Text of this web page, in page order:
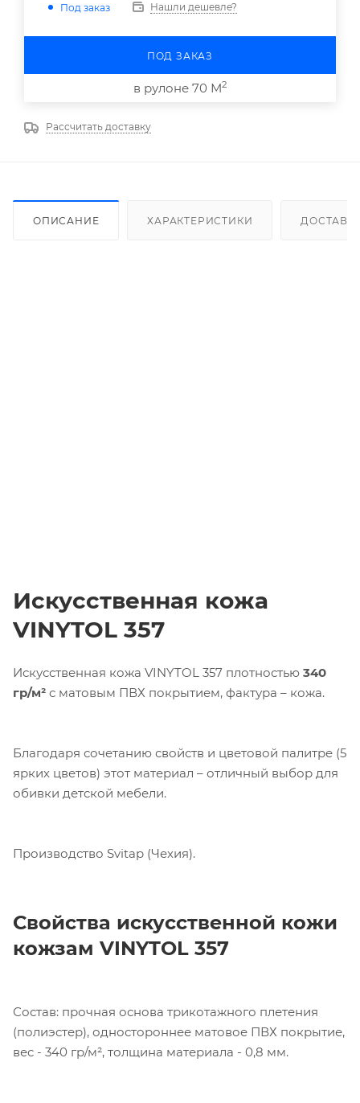
Под заказ Нашли дешевле?
ПОД ЗАКАЗ
в рулоне 70 М2
Рассчитать доставку
ОПИСАНИЕ ХАРАКТЕРИСТИКИ
Искусственная кожа
VINYTOL 357
Искусственная кожа VINYTOL 357 плотностью 340
гр/м² с матовым ПВХ покрытием, фактура – кожа.
Благодаря сочетанию свойств и цветовой палитре (5
ярких цветов) этот материал – отличный выбор для
обивки детской мебели.
Производство Svitap (Чехия).
Свойства искусственной кожи
кожзам VINYTOL 357
Состав: прочная основа трикотажного плетения
(полиэстер), одностороннее матовое ПВХ покрытие,
вес - 340 гр/м², толщина материала - 0,8 мм.
Компания «Торговый Дом Технический
Текстиль» использует cookie-файлы и
обрабатывает персональные данные с